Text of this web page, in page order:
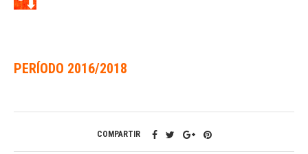
PERÍODO 2016/2018
COMPARTIR